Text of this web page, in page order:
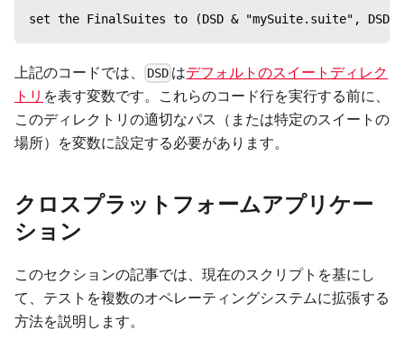
set the FinalSuites to (DSD & "mySuite.suite", DSD
上記のコードでは、 DSD はデフォルトのスイートディレク
トリ を表す変数です。これらのコード行を実行する前に、
このディレクトリの適切なパス（または特定のスイートの
場所）を変数に設定する必要があります。
クロスプラットフォームアプリケー
ション
このセクションの記事では、現在のスクリプトを基にし
て、テストを複数のオペレーティングシステムに拡張する
方法を説明します。